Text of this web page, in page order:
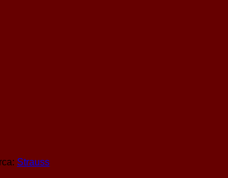
Strauss